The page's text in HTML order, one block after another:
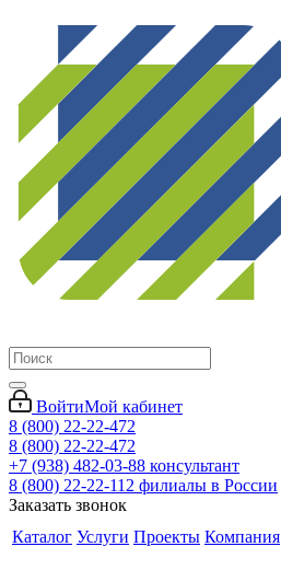
ВойтиМой кабинет
8 (800) 22-22-472
8 (800) 22-22-472
+7 (938) 482-03-88 консультант
8 (800) 22-22-112 филиалы в России
Заказать звонок
Каталог Услуги Проекты Компания